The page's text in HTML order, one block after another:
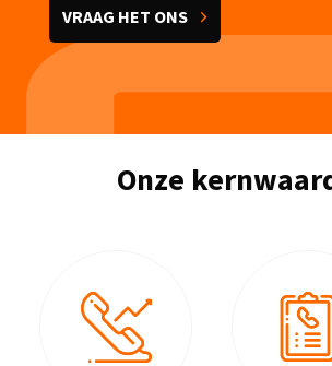
VRAAG HET ONS
Onze